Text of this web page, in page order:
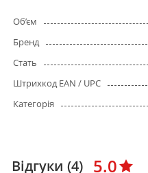
Об’єм
Бренд
Стать
Штрихкод EAN / UPC
Категорія
Відгуки (4) 5.0